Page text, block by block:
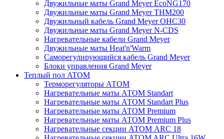
Двужильные маты Grand Meyer EcoNG170
Двужильные маты Grand Meyer THM200
Двужильный кабель Grand Meyer OHC30
Двужильные маты Grand Meyer N-CDS
Нагревательные кабели Grand Meyer
Двужильные маты Heat'n'Warm
Саморегулирующийся кабель Grand Meyer
Блоки управления Grand Meyer
Теплый пол ATOM
Терморегуляторы АТОМ
Нагревательные маты АТОМ Standart
Нагревательные маты АТОМ Standart Plus
Нагревательные маты АТОМ Premium
Нагревательные маты АТОМ Premium Plus
Нагревательные секции АТОМ ARC 18